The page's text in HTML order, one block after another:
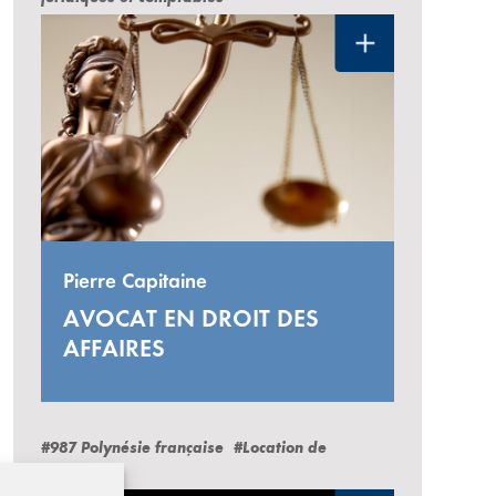
Pierre Capitaine
AVOCAT EN DROIT DES
AFFAIRES
#987 Polynésie française #Location de